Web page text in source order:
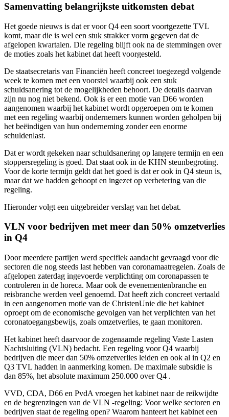
Samenvatting belangrijkste uitkomsten debat
Het goede nieuws is dat er voor Q4 een soort voortgezette TVL
komt, maar die is wel een stuk strakker vorm gegeven dat de
afgelopen kwartalen. Die regeling blijft ook na de stemmingen over
de moties zoals het kabinet dat heeft voorgesteld.
De staatsecretaris van Financiën heeft concreet toegezegd volgende
week te komen met een voorstel waarbij ook een stuk
schuldsanering tot de mogelijkheden behoort. De details daarvan
zijn nu nog niet bekend. Ook is er een motie van D66 worden
aangenomen waarbij het kabinet wordt opgeroepen om te komen
met een regeling waarbij ondernemers kunnen worden geholpen bij
het beëindigen van hun onderneming zonder een enorme
schuldenlast.
Dat er wordt gekeken naar schuldsanering op langere termijn en een
stoppersregeling is goed. Dat staat ook in de KHN steunbegroting.
Voor de korte termijn geldt dat het goed is dat er ook in Q4 steun is,
maar dat we hadden gehoopt en ingezet op verbetering van die
regeling.
Hieronder volgt een uitgebreider verslag van het debat.
VLN voor bedrijven met meer dan 50% omzetverlies
in Q4
Door meerdere partijen werd specifiek aandacht gevraagd voor die
sectoren die nog steeds last hebben van coronamaatregelen. Zoals de
afgelopen zaterdag ingevoerde verplichting om coronapassen te
controleren in de horeca. Maar ook de evenementenbranche en
reisbranche werden veel genoemd. Dat heeft zich concreet vertaald
in een aangenomen motie van de ChristenUnie die het kabinet
oproept om de economische gevolgen van het verplichten van het
coronatoegangsbewijs, zoals omzetverlies, te gaan monitoren.
Het kabinet heeft daarvoor de zogenaamde regeling Vaste Lasten
Nachtsluiting (VLN) bedacht. Een regeling voor Q4 waarbij
bedrijven die meer dan 50% omzetverlies leiden en ook al in Q2 en
Q3 TVL hadden in aanmerking komen. De maximale subsidie is
dan 85%, het absolute maximum 250.000 over Q4 .
VVD, CDA, D66 en PvdA vroegen het kabinet naar de reikwijdte
en de begrenzingen van de VLN -regeling: Voor welke sectoren en
bedrijven staat de regeling open? Waarom hanteert het kabinet een